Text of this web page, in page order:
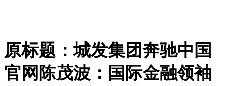
原标题：城发集团奔驰中国
官网陈茂波：国际金融领袖